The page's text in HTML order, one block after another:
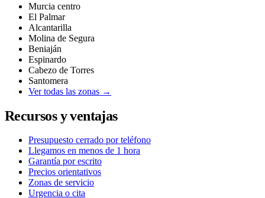
Murcia centro
El Palmar
Alcantarilla
Molina de Segura
Beniaján
Espinardo
Cabezo de Torres
Santomera
Ver todas las zonas →
Recursos y ventajas
Presupuesto cerrado por teléfono
Llegamos en menos de 1 hora
Garantía por escrito
Precios orientativos
Zonas de servicio
Urgencia o cita